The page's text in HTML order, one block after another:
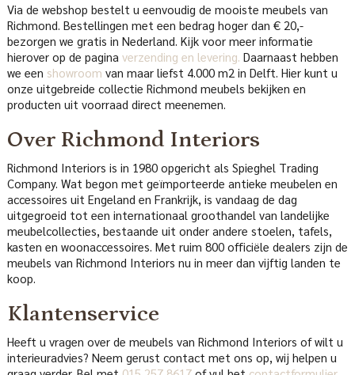
Via de webshop bestelt u eenvoudig de mooiste meubels van
Richmond. Bestellingen met een bedrag hoger dan € 20,-
bezorgen we gratis in Nederland. Kijk voor meer informatie
hierover op de pagina verzending en levering. Daarnaast hebben
we een showroom van maar liefst 4.000 m2 in Delft. Hier kunt u
onze uitgebreide collectie Richmond meubels bekijken en
producten uit voorraad direct meenemen.
Over Richmond Interiors
Richmond Interiors is in 1980 opgericht als Spieghel Trading
Company. Wat begon met geïmporteerde antieke meubelen en
accessoires uit Engeland en Frankrijk, is vandaag de dag
uitgegroeid tot een internationaal groothandel van landelijke
meubelcollecties, bestaande uit onder andere stoelen, tafels,
kasten en woonaccessoires. Met ruim 800 officiële dealers zijn de
meubels van Richmond Interiors nu in meer dan vijftig landen te
koop.
Klantenservice
Heeft u vragen over de meubels van Richmond Interiors of wilt u
interieuradvies? Neem gerust contact met ons op, wij helpen u